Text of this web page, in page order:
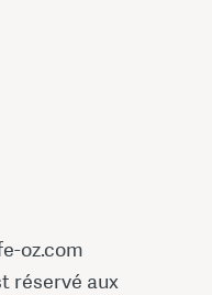
oz.com
réservé aux